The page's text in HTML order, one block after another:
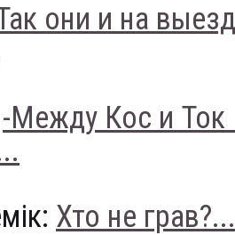
они и на
-Между Кос и
Хто не грав?...